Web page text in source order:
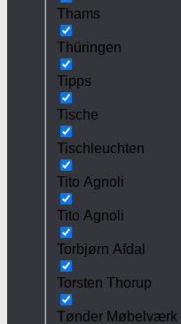
Thams
Thüringen
Tipps
Tische
Tischleuchten
Tito Agnoli
Tito Agnoli
Torbjørn Afdal
Torsten Thorup
Tønder Møbelværk